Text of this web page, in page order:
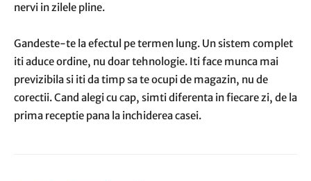
nervi in zilele pline.
Gandeste-te la efectul pe termen lung. Un sistem complet
iti aduce ordine, nu doar tehnologie. Iti face munca mai
previzibila si iti da timp sa te ocupi de magazin, nu de
corectii. Cand alegi cu cap, simti diferenta in fiecare zi, de la
prima receptie pana la inchiderea casei.